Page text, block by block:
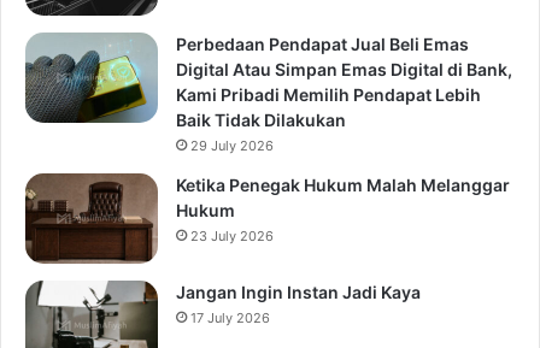
Perbedaan Pendapat Jual Beli Emas
Digital Atau Simpan Emas Digital di Bank,
Kami Pribadi Memilih Pendapat Lebih
Baik Tidak Dilakukan
29 July 2026
Ketika Penegak Hukum Malah Melanggar
Hukum
23 July 2026
Jangan Ingin Instan Jadi Kaya
17 July 2026